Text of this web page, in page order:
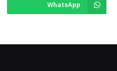
WhatsApp